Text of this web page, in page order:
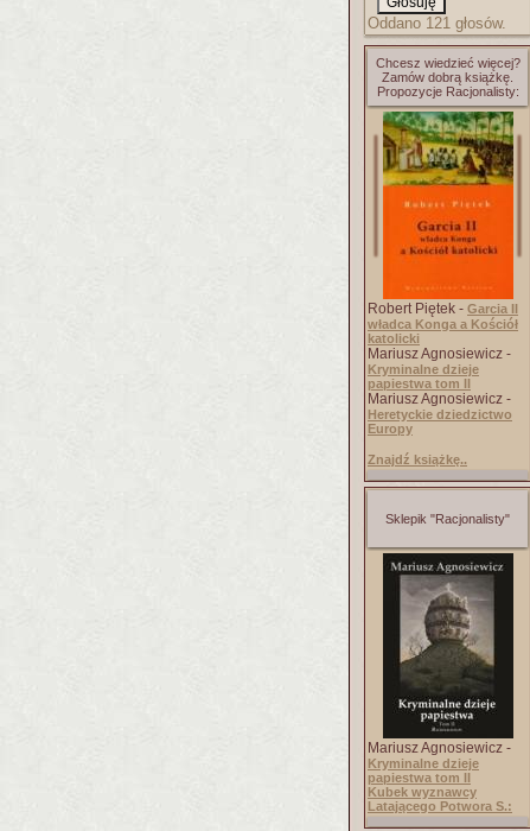
Oddano 121 głosów.
Chcesz wiedzieć więcej?
Zamów dobrą książkę.
Propozycje Racjonalisty:
Robert Piętek - Garcia II
władca Konga a Kościół
katolicki
Mariusz Agnosiewicz -
Kryminalne dzieje
papiestwa tom II
Mariusz Agnosiewicz -
Heretyckie dziedzictwo
Europy
Znajdź książkę..
Sklepik "Racjonalisty"
Mariusz Agnosiewicz -
Kryminalne dzieje
papiestwa tom II
Kubek wyznawcy
Latającego Potwora S.: